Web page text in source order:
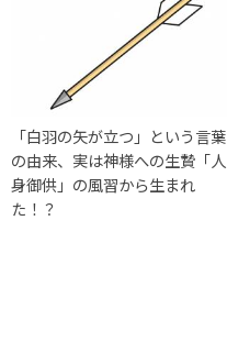
「白羽の矢が立つ」という言葉
の由来、実は神様への生贄「人
身御供」の風習から生まれ
た！？